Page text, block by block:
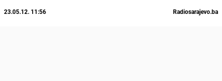
23.05.12. 11:56 Radiosarajevo.ba